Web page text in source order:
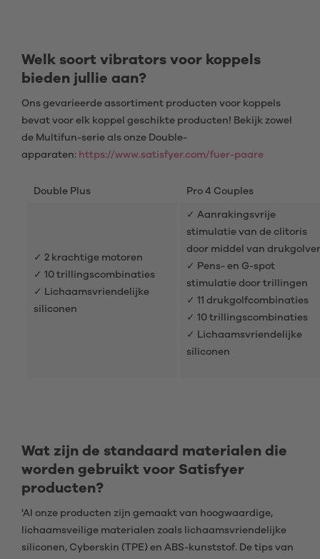
Welk soort vibrators voor koppels
bieden jullie aan?
Ons gevarieerde assortiment producten voor koppels
bevat voor elk koppel geschikte producten! Bekijk zowel
de Multifun-serie als onze Double-
apparaten: https://www.satisfyer.com/fuer-paare
Double Plus Pro 4 Couples
✓ 2 krachtige motoren
✓ 10 trillingscombinaties
✓ Lichaamsvriendelijke
siliconen
✓ Aanrakingsvrije
stimulatie van de clitoris
door middel van
✓ Pens- en G-spot
stimulatie door trillingen
✓ 11 drukgolfcombinaties
✓ 10 trillingscombinaties
✓ Lichaamsvriendelijke
siliconen
Wat zijn de standaard materialen die
worden gebruikt voor Satisfyer
producten?
'Al onze producten zijn gemaakt van hoogwaardige,
lichaamsveilige materialen zoals lichaamsvriendelijke
siliconen, Cyberskin (TPE) en ABS-kunststof. De tips van